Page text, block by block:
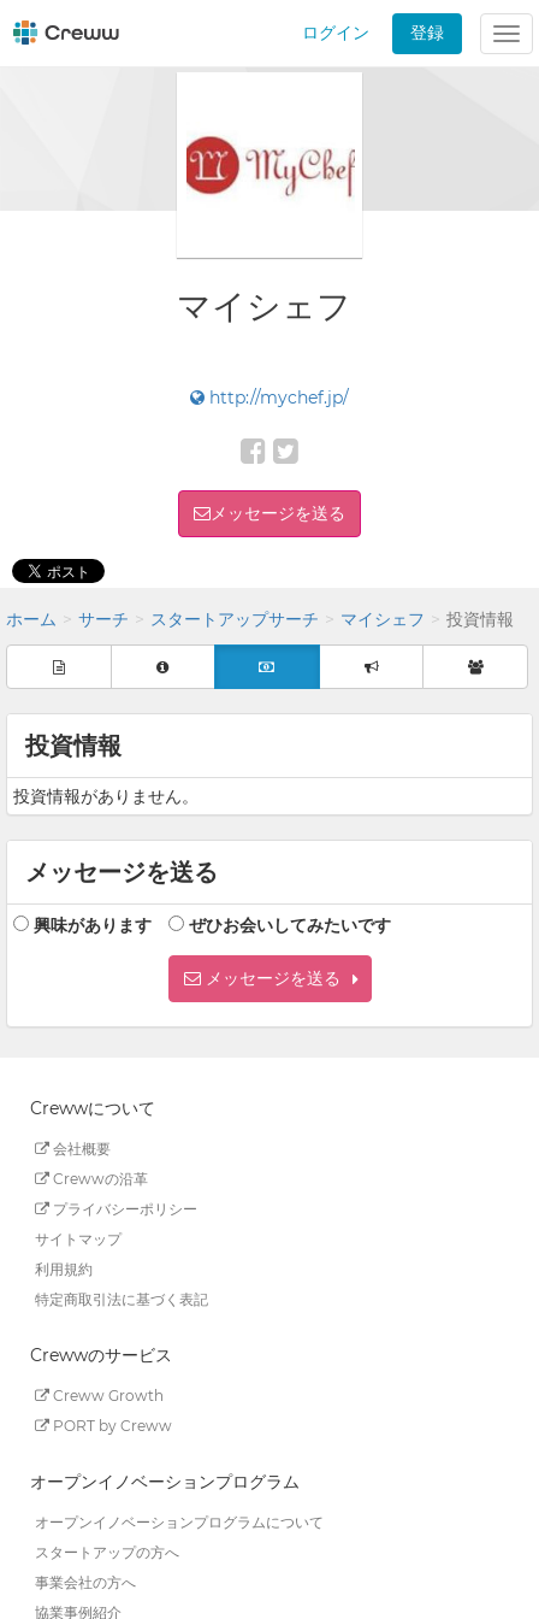
ログイン 登録
マイシェフ
http://mychef.jp/
メッセージを送る
ホーム サーチ スタートアップサーチ マイシェフ 投資情報
投資情報
投資情報がありません。
メッセージを送る
興味があります ぜひお会いしてみたいです
メッセージを送る
Crewwについて
会社概要
Crewwの沿革
プライバシーポリシー
サイトマップ
利用規約
特定商取引法に基づく表記
Crewwのサービス
Creww Growth
PORT by Creww
オープンイノベーションプログラム
オープンイノベーションプログラムについて
スタートアップの方へ
事業会社の方へ
協業事例紹介